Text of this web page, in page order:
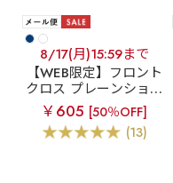
8/17(月)15:59まで
【WEB限定】フロント
クロス プレーンショー
ツ
￥605 [50％OFF]
(13)